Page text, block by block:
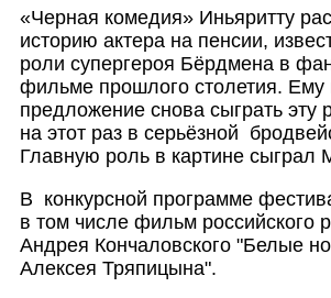
«Черная комедия» Иньяритту
историю актера на пенсии,
роли супергероя Бёрдмена в
фильме прошлого столетия. Ему
предложение снова сыграть эту
на этот раз в серьёзной
Главную роль в картине сыграл
В конкурсной программе
в том числе фильм российского
Андрея Кончаловского "Белые
Алексея Тряпицына".